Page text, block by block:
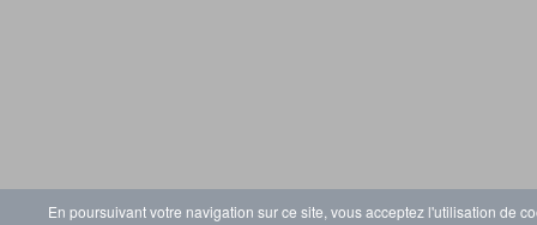
En poursuivant votre navigation sur ce site, vous acceptez l'utilisation de